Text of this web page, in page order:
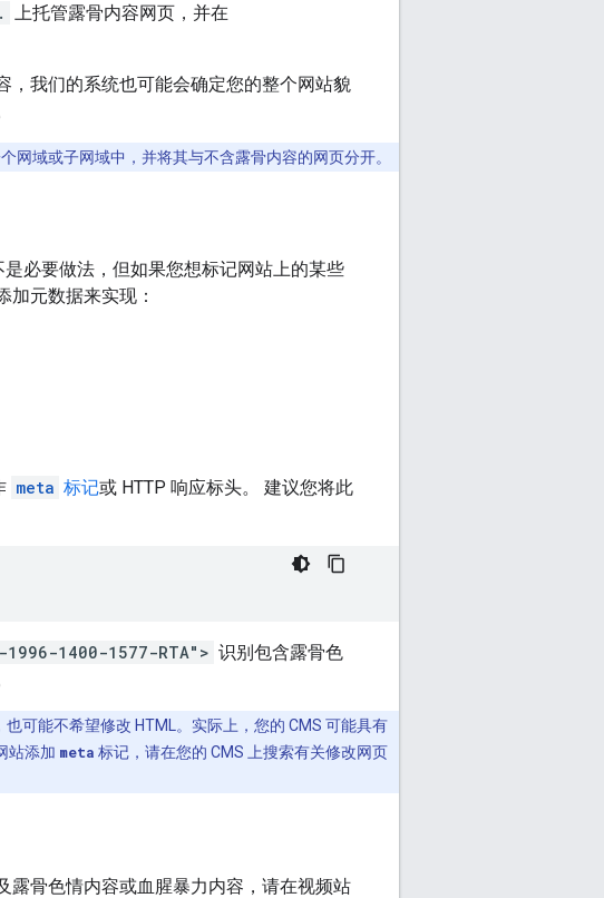
上托管露骨内容网页，并在
，我们的系统也可能会确定您的整个网站貌
网域或子网域中，并将其与不含露骨内容的网页分开。
必要做法，但如果您想标记网站上的某些
元数据来实现：
meta 标记或 HTTP 响应标头。 建议您将此
1400-1577-RTA"> 识别包含露骨色
可能不希望修改 HTML。实际上，您的 CMS 可能具有
站添加 meta 标记，请在您的 CMS 上搜索有关修改网页
露骨色情内容或血腥暴力内容，请在视频站